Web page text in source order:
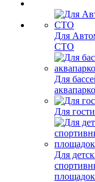
Для
СТО
Для
Для
Для
площадок